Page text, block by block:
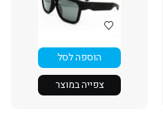
הוספה לסל
צפייה במוצר